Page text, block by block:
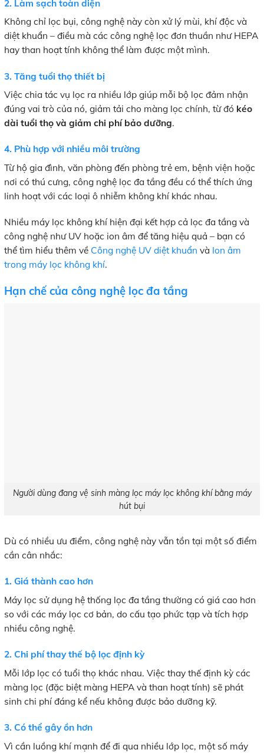
2. Làm sạch toàn diện
Không chỉ lọc bụi, công nghệ này còn xử lý mùi, khí độc và
diệt khuẩn – điều mà các công nghệ lọc đơn thuần như HEPA
hay than hoạt tính không thể làm được một mình.
3. Tăng tuổi thọ thiết bị
Việc chia tác vụ lọc ra nhiều lớp giúp mỗi bộ lọc đảm nhận
đúng vai trò của nó, giảm tải cho màng lọc chính, từ đó kéo
dài tuổi thọ và giảm chi phí bảo dưỡng.
4. Phù hợp với nhiều môi trường
Từ hộ gia đình, văn phòng đến phòng trẻ em, bệnh viện hoặc
nơi có thú cưng, công nghệ lọc đa tầng đều có thể thích ứng
linh hoạt với các loại ô nhiễm không khí khác nhau.
Nhiều máy lọc không khí hiện đại kết hợp cả lọc đa tầng và
công nghệ như UV hoặc ion âm để tăng hiệu quả – bạn có
thể tìm hiểu thêm về Công nghệ UV diệt khuẩn và Ion âm
trong máy lọc không khí.
Hạn chế của công nghệ lọc đa tầng
Người dùng đang vệ sinh màng lọc máy lọc không khí bằng máy
hút bụi
Dù có nhiều ưu điểm, công nghệ này vẫn tồn tại một số điểm
cần cân nhắc:
1. Giá thành cao hơn
Máy lọc sử dụng hệ thống lọc đa tầng thường có giá cao hơn
so với các máy lọc cơ bản, do cấu tạo phức tạp và tích hợp
nhiều công nghệ.
2. Chi phí thay thế bộ lọc định kỳ
Mỗi lớp lọc có tuổi thọ khác nhau. Việc thay thế định kỳ các
màng lọc (đặc biệt màng HEPA và than hoạt tính) sẽ phát
sinh chi phí đáng kể nếu không được bảo dưỡng kỹ.
3. Có thể gây ồn hơn
Vì cần luồng khí mạnh để đi qua nhiều lớp lọc, một số máy